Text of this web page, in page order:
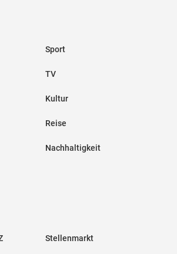
Sport
TV
Kultur
Reise
Nachhaltigkeit
Stellenmarkt